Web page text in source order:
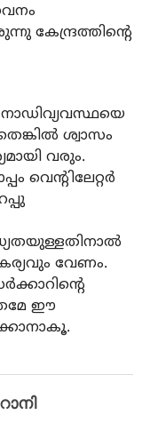
കേന്ദ്രത്തിന്റെ
ശ്വാസം
വരും.
വെന്റിലേറ്റർ
വേണം.
ഈ